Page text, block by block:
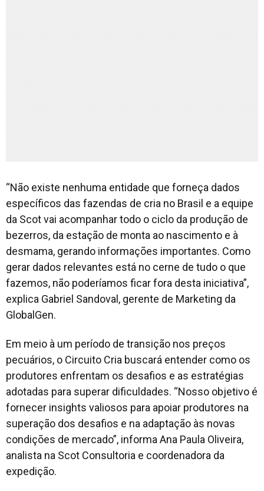
“Não existe nenhuma entidade que forneça dados
específicos das fazendas de cria no Brasil e a equipe
da Scot vai acompanhar todo o ciclo da produção de
bezerros, da estação de monta ao nascimento e à
desmama, gerando informações importantes. Como
gerar dados relevantes está no cerne de tudo o que
fazemos, não poderíamos ficar fora desta iniciativa”,
explica Gabriel Sandoval, gerente de Marketing da
GlobalGen.
Em meio à um período de transição nos preços
pecuários, o Circuito Cria buscará entender como os
produtores enfrentam os desafios e as estratégias
adotadas para superar dificuldades. “Nosso objetivo é
fornecer insights valiosos para apoiar produtores na
superação dos desafios e na adaptação às novas
condições de mercado”, informa Ana Paula Oliveira,
analista na Scot Consultoria e coordenadora da
expedição.